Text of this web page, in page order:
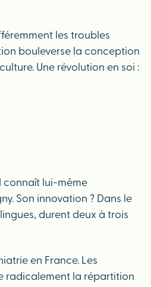
les troubles
bouleverse la conception
Une révolution en soi :
connaît lui-même
Son innovation ? Dans le
durent deux à trois
en France. Les
radicalement la répartition